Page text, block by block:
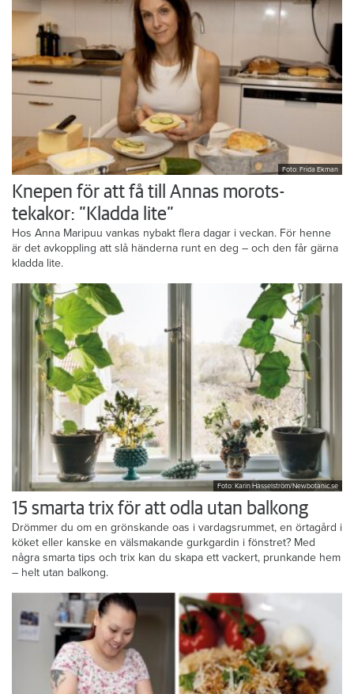
Foto: Frida Ekman
Knepen för att få till Annas morots-
tekakor: ”Kladda lite”
Hos Anna Maripuu vankas nybakt flera dagar i veckan. För henne
är det avkoppling att slå händerna runt en deg – och den får gärna
kladda lite.
Foto: Karin Hasselström/Newbotanic.se
15 smarta trix för att odla utan balkong
Drömmer du om en grönskande oas i vardagsrummet, en örtagård i
köket eller kanske en välsmakande gurkgardin i fönstret? Med
några smarta tips och trix kan du skapa ett vackert, prunkande hem
– helt utan balkong.